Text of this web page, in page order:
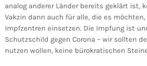
analog anderer Länder bereits geklärt ist,
Vakzin dann auch für alle, die es
Impfzentren einsetzen. Die Impfung ist
Schutzschild gegen Corona – wir sollten
nutzen wollen, keine bürokratischen